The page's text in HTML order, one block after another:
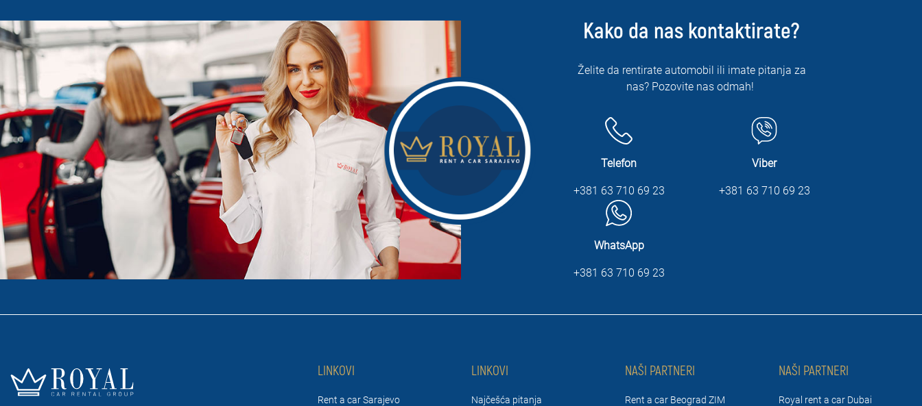
Kako da nas kontaktirate?
Želite da rentirate automobil ili imate pitanja za
nas? Pozovite nas odmah!
Telefon
+381 63 710 69 23
Viber
+381 63 710 69 23
WhatsApp
+381 63 710 69 23
LINKOVI
Rent a car Sarajevo
LINKOVI
Najčešća pitanja
NAŠI PARTNERI
Rent a car Beograd ZIM
NAŠI PARTNERI
Royal rent a car Dubai